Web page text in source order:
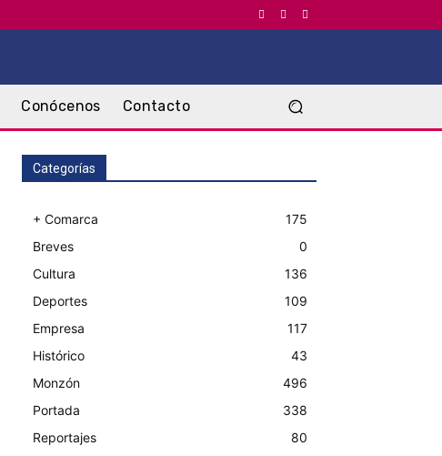
Conócenos Contacto
Categorías
+ Comarca
175
Breves
0
Cultura
136
Deportes
109
Empresa
117
Histórico
43
Monzón
496
Portada
338
Reportajes
80